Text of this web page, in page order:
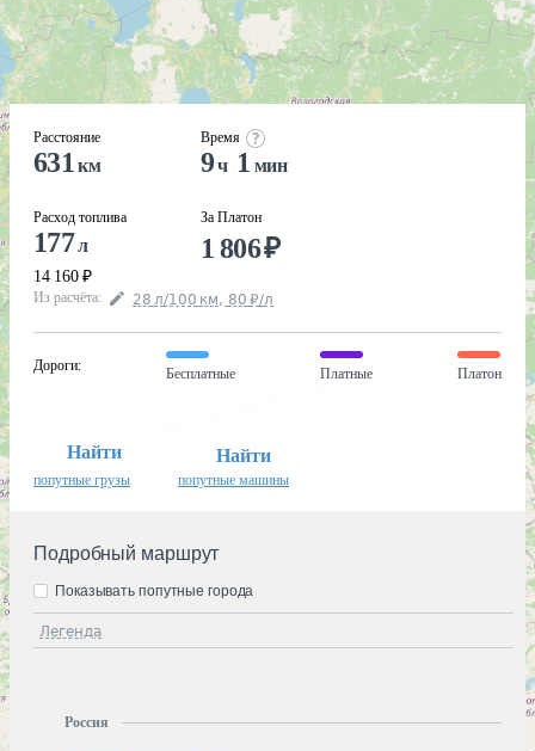
Расстояние
631 км
Расход топлива
177л
14 160 ₽
Время
9ч 1 мин
За Платон
1 806₽
Из расчёта: 28 л/100 км, 80 ₽/л
Дороги:
Бесплатные Платные Платон
Найти
попутные грузы
Найти
попутные машины
Подробный маршрут
Легенда
Показывать попутные города
Россия